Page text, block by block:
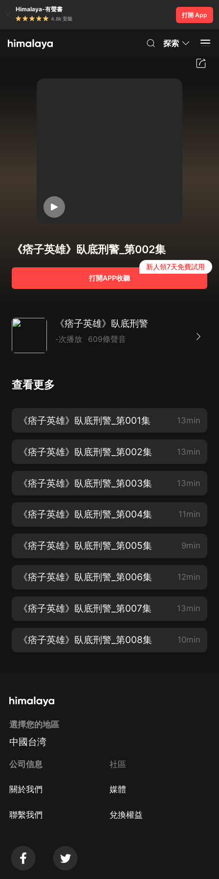
Himalaya-有聲書
4.8k 安裝
打開 App
探索
《痞子英雄》臥底刑警_第002集
打開APP收聽
新人領7天免費試用
《痞子英雄》臥底刑警
-次播放 609條聲音
查看更多
《痞子英雄》臥底刑警_第001集 13min
《痞子英雄》臥底刑警_第002集 13min
《痞子英雄》臥底刑警_第003集 13min
《痞子英雄》臥底刑警_第004集 11min
《痞子英雄》臥底刑警_第005集 9min
《痞子英雄》臥底刑警_第006集 12min
《痞子英雄》臥底刑警_第007集 13min
《痞子英雄》臥底刑警_第008集 10min
選擇您的地區
中國台湾
公司信息
關於我們
聯繫我們
社區
媒體
兌換權益